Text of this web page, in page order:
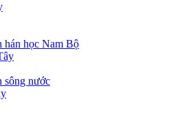
hán học Nam Bộ
sông nước